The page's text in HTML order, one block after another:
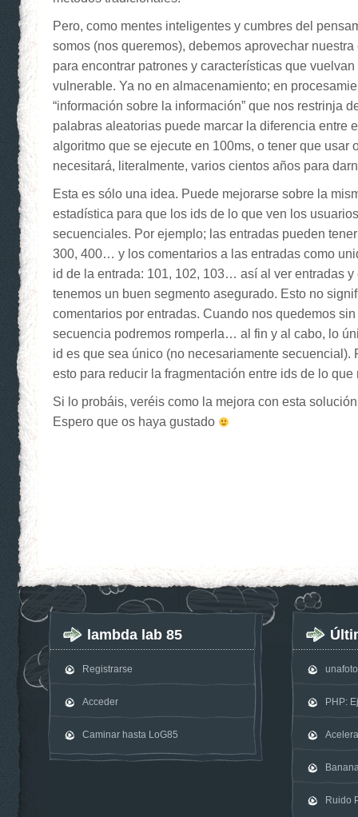
Pero, como mentes inteligentes y cumbres del
somos (nos queremos), debemos aprovechar
para encontrar patrones y características que
vulnerable. Ya no en almacenamiento; en
“información sobre la información” que nos restrinja
palabras aleatorias puede marcar la diferencia entre
algoritmo que se ejecute en 100ms, o tener que usar
necesitará, literalmente, varios cientos años para
Esta es sólo una idea. Puede mejorarse sobre la
estadística para que los ids de lo que ven los
secuenciales. Por ejemplo; las entradas pueden
300, 400… y los comentarios a las entradas como
id de la entrada: 101, 102, 103… así al ver entradas y
tenemos un buen segmento asegurado. Esto no
comentarios por entradas. Cuando nos quedemos
secuencia podremos romperla… al fin y al cabo, lo
id es que sea único (no necesariamente secuencial).
esto para reducir la fragmentación entre ids de lo que
Si lo probáis, veréis como la mejora con esta
Espero que os haya gustado
lambda lab 85
Registrarse
Acceder
Caminar hasta LoG85
PHP:
Ruido